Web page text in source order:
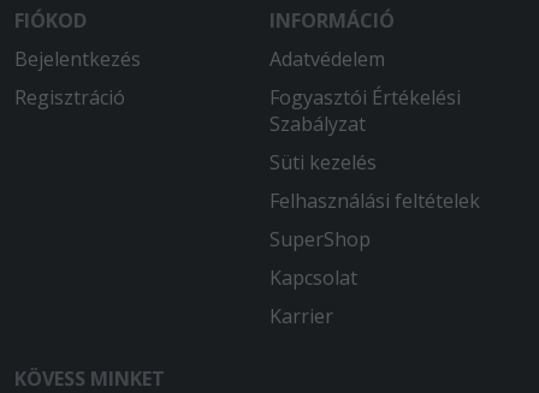
FIÓKOD
Bejelentkezés
Regisztráció
INFORMÁCIÓ
Adatvédelem
Fogyasztói Értékelési
Szabályzat
Süti kezelés
Felhasználási feltételek
SuperShop
Kapcsolat
Karrier
KÖVESS MINKET